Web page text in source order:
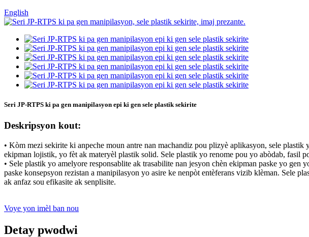
English
Seri JP-RTPS ki pa gen manipilasyon epi ki gen sele plastik sekirite
Deskripsyon kout:
• Kòm mezi sekirite ki anpeche moun antre nan machandiz pou plizyè aplikasyon, sele
ekipman lojistik, yo fèt ak materyèl plastik solid. Sele plastik yo renome pou yo abòdab, fasil
• Sele plastik yo amelyore responsablite ak trasabilite nan jesyon chèn ekipman paske yo
paske konsepsyon rezistan a manipilasyon yo asire ke nenpòt entèferans vizib klèman. Sele
ak anfaz sou efikasite ak senplisite.
Voye yon imèl ban nou
Detay pwodwi